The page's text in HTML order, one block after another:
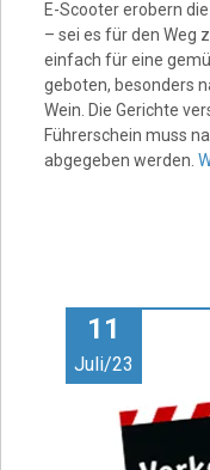
E-Scooter erobern
– sei es für den Weg
einfach für eine
geboten, besonders
Wein. Die Gerichte
Führerschein muss
abgegeben werden.
11
Juli/23